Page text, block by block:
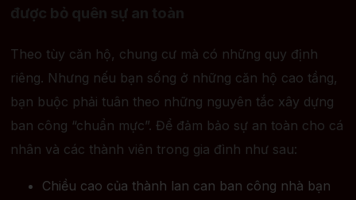
được bỏ quên sự an toàn
Theo tùy căn hộ, chung cư mà có những quy định
riêng. Nhưng nếu bạn sống ở những căn hộ cao tầng,
bạn buộc phải tuân theo những nguyên tắc xây dựng
ban công “chuẩn mực”. Để đảm bảo sự an toàn cho cá
nhân và các thành viên trong gia đình như sau:
Chiều cao của thành lan can ban công nhà bạn